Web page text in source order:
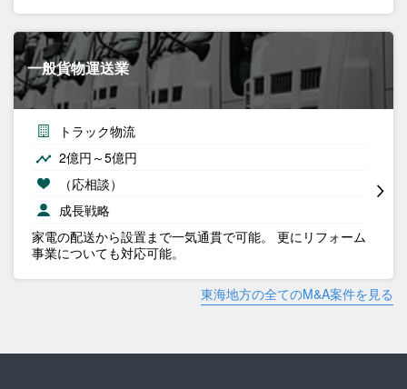
一般貨物運送業
トラック物流
2億円～5億円
（応相談）
成長戦略
家電の配送から設置まで一気通貫で可能。 更にリフォーム
事業についても対応可能。
東海地方の全てのM&A案件を見る